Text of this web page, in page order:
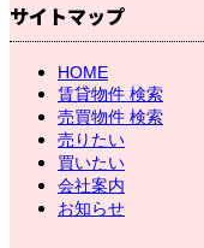
サイトマップ
HOME
賃貸物件 検索
売買物件 検索
売りたい
買いたい
会社案内
お知らせ